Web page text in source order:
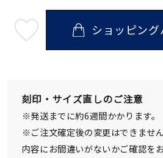
08
送
¥121,000 (tax
in)
ショッピン
刻印・サイズ直しのご注意
※発送までに約6週間かかります。
※ご注文確定後の変更はできませ
内容にお間違いがないかご確認を